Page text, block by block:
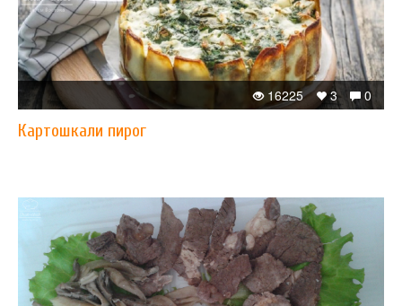
0
3
16225
Картошкали пирог